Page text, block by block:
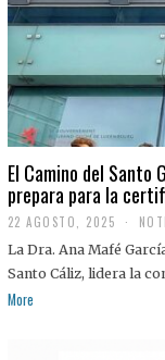
El Camino del Santo
prepara para la
22 AGOSTO, 2025
2
A
G
La Dra. Ana Mafé
Santo Cáliz, lidera la
More